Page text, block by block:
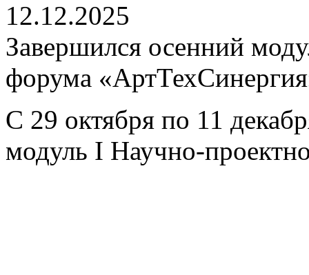
12.12.2025
Завершился осенний
форума
С 29 октября по 11
модуль I Научно-